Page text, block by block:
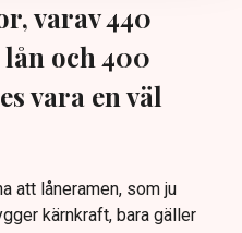
varav 440
och 400
vara en väl
att låneramen, som ju
kärnkraft, bara gäller